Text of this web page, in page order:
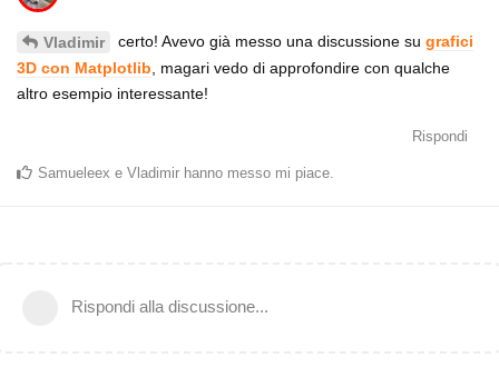
Vladimir certo! Avevo già messo una discussione su grafici
3D con Matplotlib , magari vedo di approfondire con qualche
altro esempio interessante!
Rispondi
Samueleex e Vladimir hanno messo mi piace
Rispondi alla discussione...